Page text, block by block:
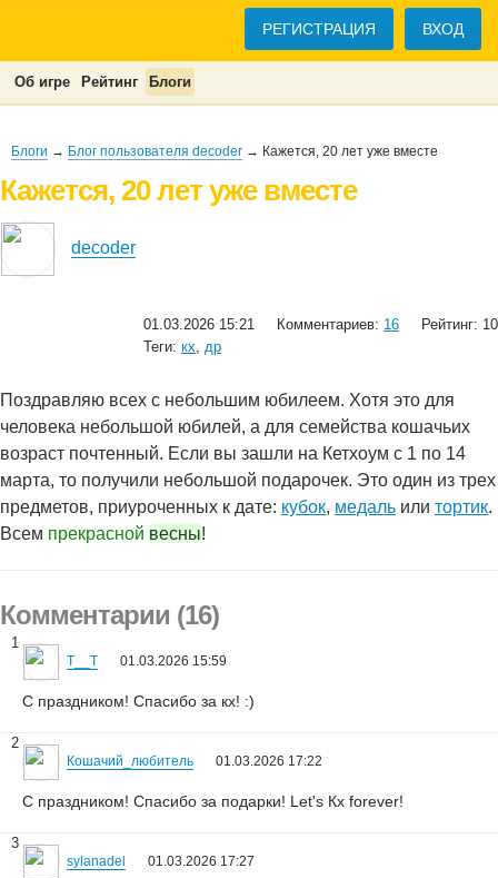
РЕГИСТРАЦИЯ ВХОД
Об игре Рейтинг Блоги
Блоги → Блог пользователя decoder → Кажется, 20 лет уже вместе
Кажется, 20 лет уже вместе
decoder
01.03.2026 15:21 Комментариев: 16
Рейтинг: 10
Теги: кх, др
Поздравляю всех с небольшим юбилеем. Хотя это для
человека небольшой юбилей, а для семейства кошачьих
возраст почтенный. Если вы зашли на Кетхоум с 1 по 14
марта, то получили небольшой подарочек. Это один из трех
предметов, приуроченных к дате: кубок, медаль или тортик.
Всем прекрасной весны!
Комментарии (16)
1
T__T 01.03.2026 15:59
С праздником! Спасибо за кх! :)
2
Кошачий_любитель 01.03.2026 17:22
С праздником! Спасибо за подарки! Let's Кх forever!
3
sylanadel 01.03.2026 17:27